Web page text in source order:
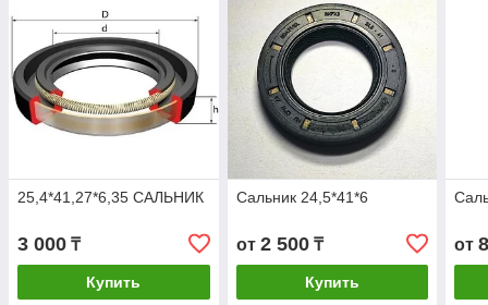
25,4*41,27*6,35 САЛЬНИК
3 000 ₸
Купить
Сальник 24,5*41*6
от 2 500₸
Купить
от